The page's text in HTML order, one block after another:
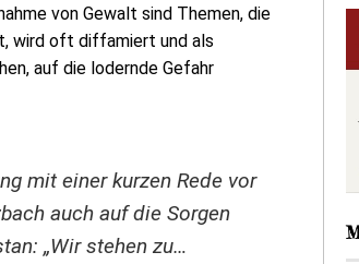
von Gewalt sind Themen, die
wird oft diffamiert und als
auf die lodernde Gefahr
mit einer kurzen Rede vor
auch auf die Sorgen
„Wir stehen zu…